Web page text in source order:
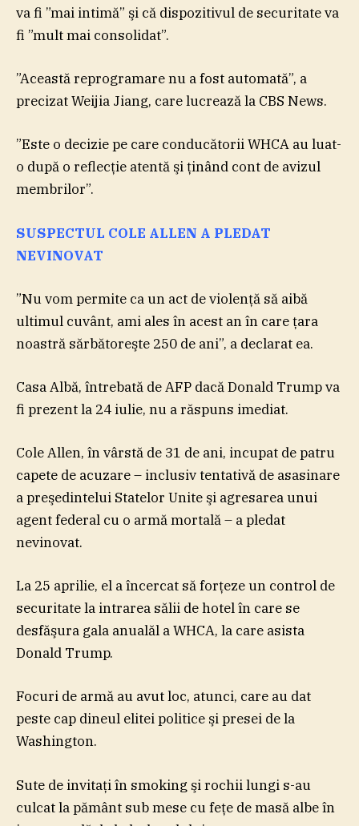
va fi ”mai intimă” şi că dispozitivul de securitate va
fi ”mult mai consolidat”.
”Această reprogramare nu a fost automată”, a
precizat Weijia Jiang, care lucrează la CBS News.
”Este o decizie pe care conducătorii WHCA au luat-
o după o reflecţie atentă şi ţinând cont de avizul
membrilor”.
SUSPECTUL COLE ALLEN A PLEDAT
NEVINOVAT
”Nu vom permite ca un act de violenţă să aibă
ultimul cuvânt, ami ales în acest an în care ţara
noastră sărbătoreşte 250 de ani”, a declarat ea.
Casa Albă, întrebată de AFP dacă Donald Trump va
fi prezent la 24 iulie, nu a răspuns imediat.
Cole Allen, în vârstă de 31 de ani, incupat de patru
capete de acuzare – inclusiv tentativă de asasinare
a preşedintelui Statelor Unite şi agresarea unui
agent federal cu o armă mortală – a pledat
nevinovat.
La 25 aprilie, el a încercat să forţeze un control de
securitate la intrarea sălii de hotel în care se
desfăşura gala anualăl a WHCA, la care asista
Donald Trump.
Focuri de armă au avut loc, atunci, care au dat
peste cap dineul elitei politice şi presei de la
Washington.
Sute de invitaţi în smoking şi rochii lungi s-au
culcat la pământ sub mese cu feţe de masă albe în